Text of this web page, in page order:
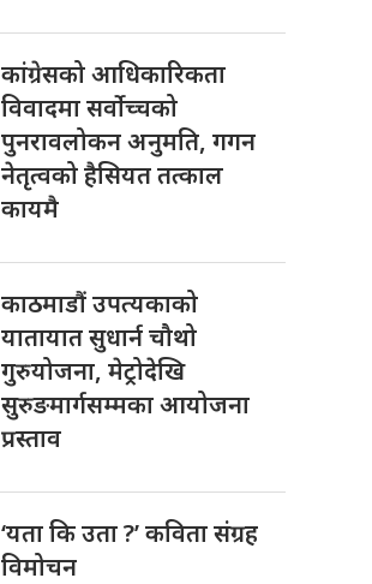
कांग्रेसको आधिकारिकता
विवादमा सर्वोच्चको
पुनरावलोकन अनुमति, गगन
नेतृत्वको हैसियत तत्काल
कायमै
काठमाडौं उपत्यकाको
यातायात सुधार्न चौथो
गुरुयोजना, मेट्रोदेखि
सुरुङमार्गसम्मका आयोजना
प्रस्ताव
‘यता कि उता ?’ कविता संग्रह
विमोचन